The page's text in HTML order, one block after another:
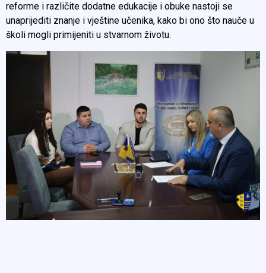
reforme i različite dodatne edukacije i obuke nastoji se
unaprijediti znanje i vještine učenika, kako bi ono što nauče u
školi mogli primijeniti u stvarnom životu.